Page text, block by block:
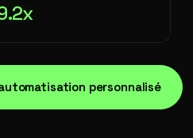
personnalisé